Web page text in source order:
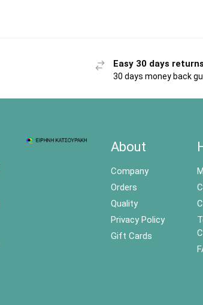
Easy 30 days returns
30 days money back
About
Company
Orders
Quality
Privacy Policy
Gift Cards